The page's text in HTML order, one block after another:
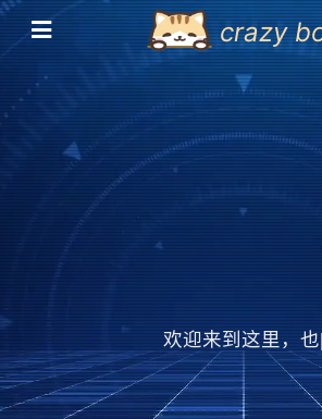
crazy
欢迎来到这里，也欢